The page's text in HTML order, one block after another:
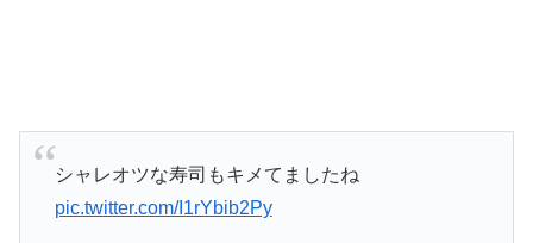
シャレオツな寿司もキメてましたね
pic.twitter.com/I1rYbib2Py